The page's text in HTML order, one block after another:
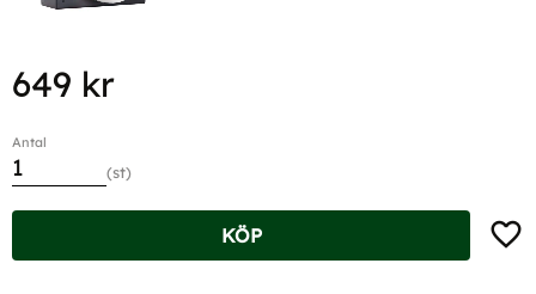
649 kr
Antal
st
KÖP